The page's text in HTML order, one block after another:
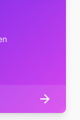
arrow_forward